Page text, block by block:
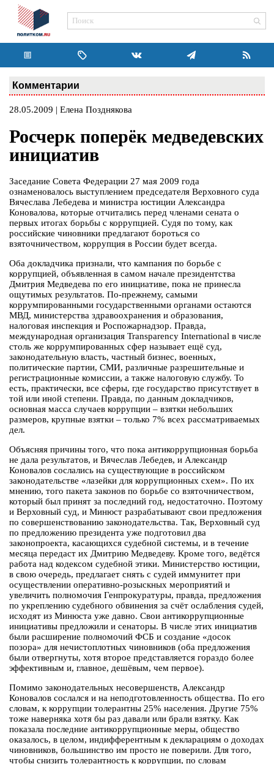
Комментарии
28.05.2009 | Елена Позднякова
Росчерк поперёк медведевских
инициатив
Заседание Совета Федерации 27 мая 2009 года
ознаменовалось выступлением председателя Верховного суда
Вячеслава Лебедева и министра юстиции Александра
Коновалова, которые отчитались перед членами сената о
первых итогах борьбы с коррупцией. Судя по тому, как
российские чиновники предлагают бороться со
взяточничеством, коррупция в России будет всегда.
Оба докладчика признали, что кампания по борьбе с
коррупцией, объявленная в самом начале президентства
Дмитрия Медведева по его инициативе, пока не принесла
ощутимых результатов. По-прежнему, самыми
коррумпированными государственными органами остаются
МВД, министерства здравоохранения и образования,
налоговая инспекция и Роспожарнадзор. Правда,
международная организация Transparency International в числе
столь же коррумпированных сфер называет ещё суд,
законодательную власть, частный бизнес, военных,
политические партии, СМИ, различные разрешительные и
регистрационные комиссии, а также налоговую службу. То
есть, практически, все сферы, где государство присутствует в
той или иной степени. Правда, по данным докладчиков,
основная масса случаев коррупции – взятки небольших
размеров, крупные взятки – только 7% всех рассматриваемых
дел.
Объясняя причины того, что пока антикоррупционная борьба
не дала результатов, и Вячеслав Лебедев, и Александр
Коновалов сослались на существующие в российском
законодательстве «лазейки для коррупционных схем». По их
мнению, того пакета законов по борьбе со взяточничеством,
который был принят за последний год, недостаточно. Поэтому
и Верховный суд, и Минюст разрабатывают свои предложения
по совершенствованию законодательства. Так, Верховный суд
по предложению президента уже подготовил два
законопроекта, касающихся судебной системы, и в течение
месяца передаст их Дмитрию Медведеву. Кроме того, ведётся
работа над кодексом судебной этики. Министерство юстиции,
в свою очередь, предлагает снять с судей иммунитет при
осуществлении оперативно-розыскных мероприятий и
увеличить полномочия Генпрокуратуры, правда, предложения
по укреплению судебного обвинения за счёт ослабления судей,
исходят из Минюста уже давно. Свои антикоррупционные
инициативы предложили и сенаторы. В числе этих инициатив
были расширение полномочий ФСБ и создание «досок
позора» для нечистоплотных чиновников (оба предложения
были отвергнуты, хотя второе представляется гораздо более
эффективным и, главное, дешёвым, чем первое).
Помимо законодательных несовершенств, Александр
Коновалов сослался и на неподготовленность общества. По его
словам, к коррупции толерантны 25% населения. Другие 75%
тоже наверняка хотя бы раз давали или брали взятку. Как
показала последние антикоррупционные меры, общество
оказалось, в целом, индифферентным к декларациям о доходах
чиновников, большинство им просто не поверили. Для того,
чтобы снизить толерантность к коррупции, по словам